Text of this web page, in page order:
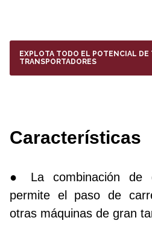
EXPLOTA TODO EL POTENCIAL DE
TRANSPORTADORES
Características
● La combinación de
permite el paso de
otras máquinas de gran